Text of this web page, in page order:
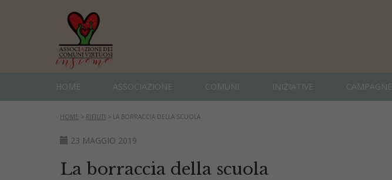
HOME ASSOCIAZIONE COMUNI INIZIATIVE CAMPAGNE
HOME > RIFIUTI > LA BORRACCIA DELLA SCUOLA
23 MAGGIO 2019
La borraccia della scuola